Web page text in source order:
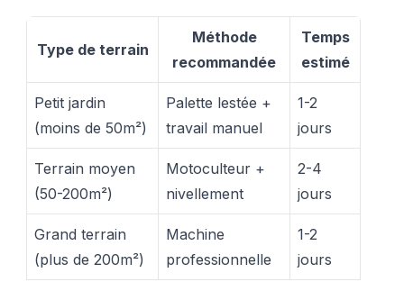
Type de terrain
Méthode
recommandée
Temps
estimé
Petit jardin
(moins de 50m²)
Palette lestée +
travail manuel
1-2
jours
Terrain moyen
(50-200m²)
Motoculteur +
nivellement
2-4
jours
Grand terrain
(plus de 200m²)
Machine
professionnelle
1-2
jours